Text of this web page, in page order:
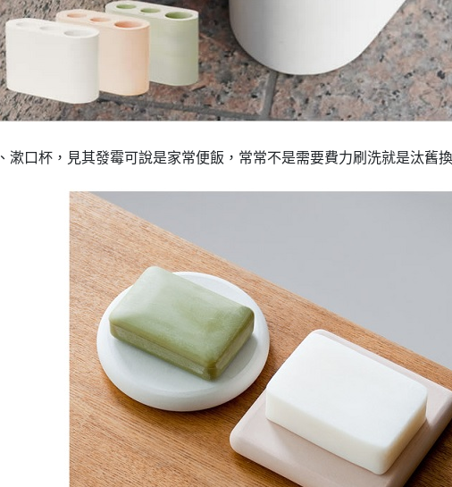
、漱口杯，見其發霉可說是家常便飯，常常不是需要費力刷洗就是汰舊